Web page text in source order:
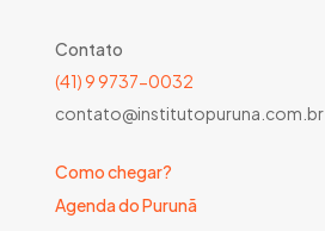
Contato
(41) 9 9737-0032
contato@institutopuruna.com.br
Como chegar?
Agenda do Purunã